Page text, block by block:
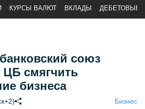
КУРСЫ ВАЛЮТ ВКЛАДЫ ДЕБЕТОВЫЕ
союз
смягчить
бизнеса
Бизнес